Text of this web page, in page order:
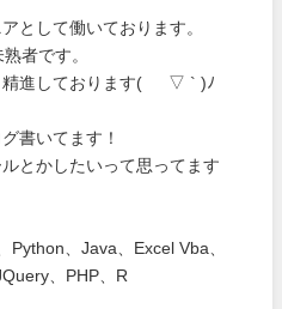
として働いております。
者です。
精進しております( ´ ▽ ` )ﾉ
書いてます！
とかしたいって思ってます
Python、Java、Excel Vba、
、PHP、R